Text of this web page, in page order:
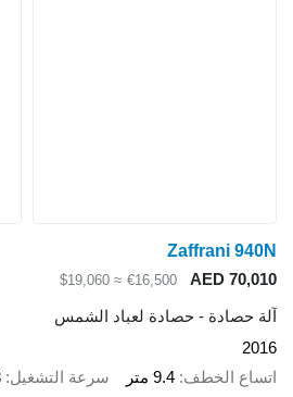
Zaffrani 940N
AED 70,010
€16,500
≈ $19,060
آلة حصادة - حصادة لعباد الشمس
2016
اتساع الخطف 9.4 متر سرعة التشغيل 8